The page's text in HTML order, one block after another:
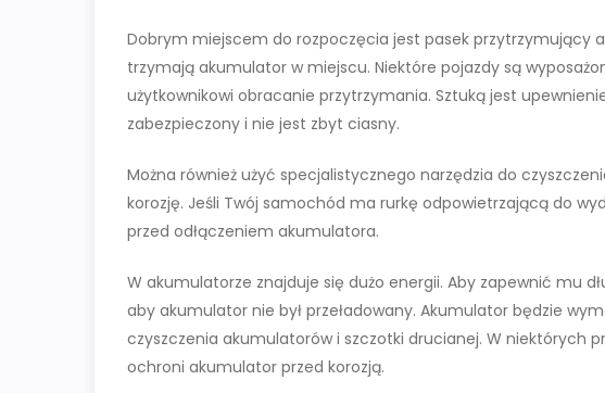
Dobrym miejscem do rozpoczęcia jest pasek przytrzymujący
trzymają akumulator w miejscu. Niektóre pojazdy są
użytkownikowi obracanie przytrzymania. Sztuką jest
zabezpieczony i nie jest zbyt ciasny.
Można również użyć specjalistycznego narzędzia do
korozję. Jeśli Twój samochód ma rurkę odpowietrzającą do
przed odłączeniem akumulatora.
W akumulatorze znajduje się dużo energii. Aby zapewnić mu
aby akumulator nie był przeładowany. Akumulator będzie
czyszczenia akumulatorów i szczotki drucianej. W niektórych
ochroni akumulator przed korozją.